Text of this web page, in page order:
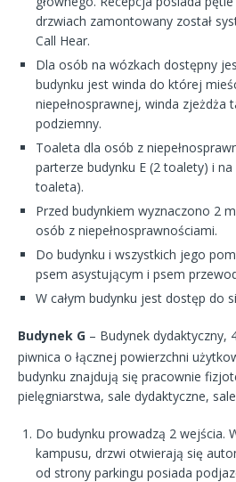
drzwiach zamontowany został
Call Hear.
Dla osób na wózkach dostępny
budynku jest winda do której
niepełnosprawnej, winda zjeżdża
podziemny.
Toaleta dla osób z
parterze budynku E (2 toalety) i
toaleta).
Przed budynkiem wyznaczono 2
osób z niepełnosprawnościami.
Do budynku i wszystkich jego
psem asystującym i psem
W całym budynku jest dostęp do
Budynek G – Budynek dydaktyczny,
piwnica o łącznej powierzchni
budynku znajdują się pracownie
pielęgniarstwa, sale dydaktyczne,
Do budynku prowadzą 2 wejścia.
kampusu, drzwi otwierają się
od strony parkingu posiada